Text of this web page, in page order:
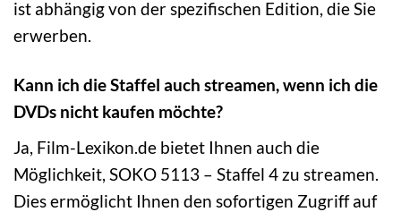
ist abhängig von der spezifischen Edition, die Sie
erwerben.
Kann ich die Staffel auch streamen, wenn ich die
DVDs nicht kaufen möchte?
Ja, Film-Lexikon.de bietet Ihnen auch die
Möglichkeit, SOKO 5113 – Staffel 4 zu streamen.
Dies ermöglicht Ihnen den sofortigen Zugriff auf